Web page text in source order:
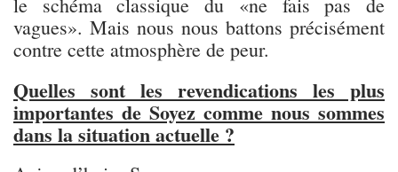
vagues». Mais nous nous battons précisément
contre cette atmosphère de peur.
Quelles sont les revendications les plus
importantes de Soyez comme nous sommes
dans la situation actuelle ?